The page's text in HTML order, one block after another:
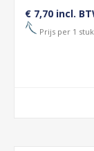
€ 7,70 incl.
Prijs per 1